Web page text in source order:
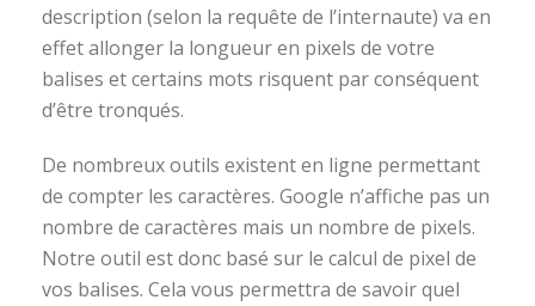
description (selon la requête de l’internaute) va en
effet allonger la longueur en pixels de votre
balises et certains mots risquent par conséquent
d’être tronqués.
De nombreux outils existent en ligne permettant
de compter les caractères. Google n’affiche pas un
nombre de caractères mais un nombre de pixels.
Notre outil est donc basé sur le calcul de pixel de
vos balises. Cela vous permettra de savoir quel